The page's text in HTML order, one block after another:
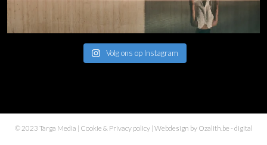
Volg ons op Instagram
© 2023 Targa Media | Cookie & Privacy policy| Webdesign by Ozalith.be - digital